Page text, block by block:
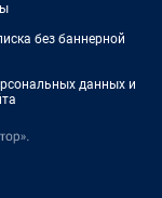
без баннерной
данных и